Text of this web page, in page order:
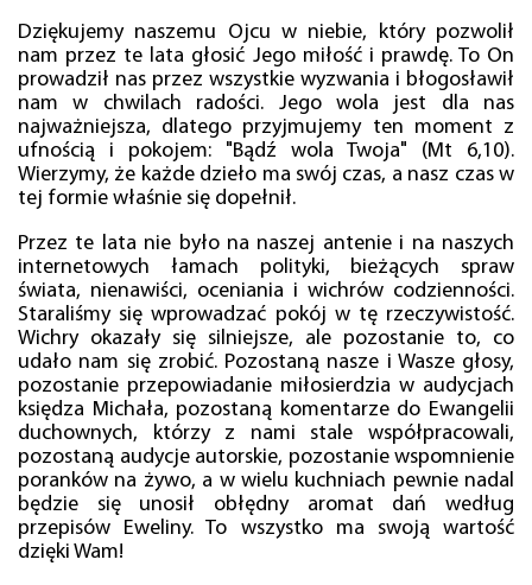
Dziękujemy naszemu Ojcu w niebie, który pozwolił
nam przez te lata głosić Jego miłość i prawdę. To On
prowadził nas przez wszystkie wyzwania i błogosławił
nam w chwilach radości. Jego wola jest dla nas
najważniejsza, dlatego przyjmujemy ten moment z
ufnością i pokojem: "Bądź wola Twoja" (Mt 6,10).
Wierzymy, że każde dzieło ma swój czas, a nasz czas w
tej formie właśnie się dopełnił.
Przez te lata nie było na naszej antenie i na naszych
internetowych łamach polityki, bieżących spraw
świata, nienawiści, oceniania i wichrów codzienności.
Staraliśmy się wprowadzać pokój w tę rzeczywistość.
Wichry okazały się silniejsze, ale pozostanie to, co
udało nam się zrobić. Pozostaną nasze i Wasze głosy,
pozostanie przepowiadanie miłosierdzia w audycjach
księdza Michała, pozostaną komentarze do Ewangelii
duchownych, którzy z nami stale współpracowali,
pozostaną audycje autorskie, pozostanie wspomnienie
poranków na żywo, a w wielu kuchniach pewnie nadal
będzie się unosił obłędny aromat dań według
przepisów Eweliny. To wszystko ma swoją wartość
dzięki Wam!